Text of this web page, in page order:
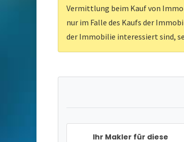
Vermittlung beim Kauf von
nur im Falle des Kaufs der
der Immobilie interessiert sind,
Ihr Makler für diese